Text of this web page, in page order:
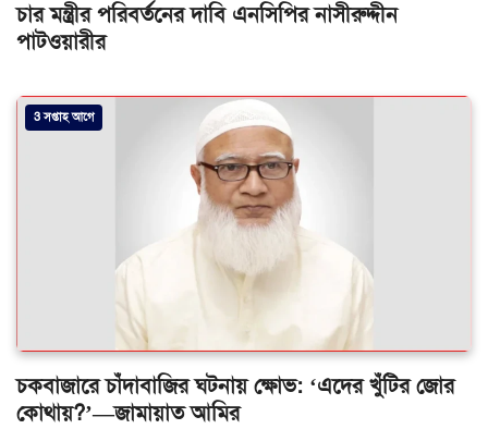
চার মন্ত্রীর পরিবর্তনের দাবি এনসিপির নাসীরুদ্দীন
পাটওয়ারীর
3 সপ্তাহ আগে
চকবাজারে চাঁদাবাজির ঘটনায় ক্ষোভ: ‘এদের খুঁটির জোর
কোথায়?’—জামায়াত আমির